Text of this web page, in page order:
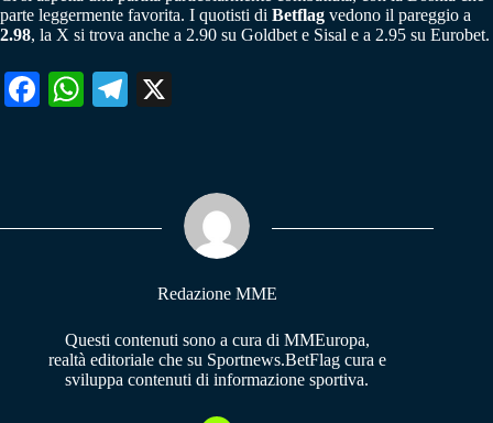
parte leggermente favorita. I quotisti di Betflag vedono il pareggio a
2.98, la X si trova anche a 2.90 su Goldbet e Sisal e a 2.95 su Eurobet.
Fa W
pp
Te
m
Redazione MME
Questi contenuti sono a cura di MMEuropa,
realtà editoriale che su Sportnews.BetFlag cura e
sviluppa contenuti di informazione sportiva.